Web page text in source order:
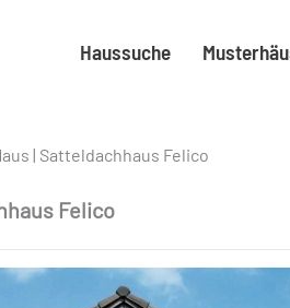
Haussuche
| Satteldachhaus Felico
Felico